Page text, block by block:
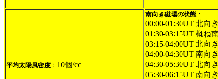
平均太陽風密度： 10個/cc
南向き磁場の状態：
00:00-01:30UT 北向
01:30-03:15UT 概ね
03:15-04:00UT 北向
04:00-04:30UT 南向
04:30-05:30UT 北向
05:30-06:15UT 南向